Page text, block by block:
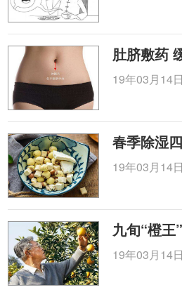
肚脐敷药
19年03月14日
春季除湿
19年03月14日
九旬“橙王
19年03月14日